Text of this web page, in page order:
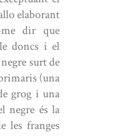
elaborant
dir que
doncs i el
surt de
(una
grog i una
negre és la
les franges